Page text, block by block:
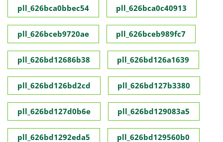
pll_626bca0bbec54 pll_626bca0c40913
pll_626bceb9720ae pll_626bceb989fc7
pll_626bd12686b38 pll_626bd126a1639
pll_626bd126bd2cd pll_626bd127b3380
pll_626bd127d0b6e pll_626bd129083a5
pll_626bd1292eda5 pll_626bd129560b0